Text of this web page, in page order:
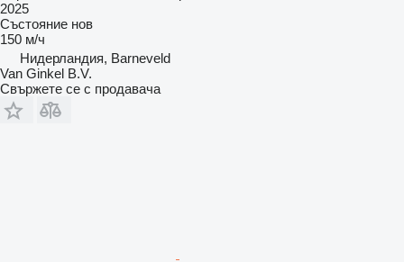
2025
Състояние нов
150 м/ч
Нидерландия, Barneveld
Van Ginkel B.V.
Свържете се с продавача